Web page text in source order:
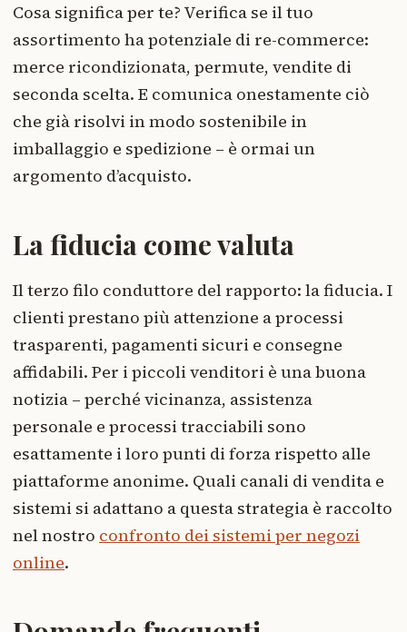
Cosa significa per te? Verifica se il tuo
assortimento ha potenziale di re-commerce:
merce ricondizionata, permute, vendite di
seconda scelta. E comunica onestamente ciò
che già risolvi in modo sostenibile in
imballaggio e spedizione – è ormai un
argomento d’acquisto.
La fiducia come valuta
Il terzo filo conduttore del rapporto: la fiducia. I
clienti prestano più attenzione a processi
trasparenti, pagamenti sicuri e consegne
affidabili. Per i piccoli venditori è una buona
notizia – perché vicinanza, assistenza
personale e processi tracciabili sono
esattamente i loro punti di forza rispetto alle
piattaforme anonime. Quali canali di vendita e
sistemi si adattano a questa strategia è raccolto
nel nostro confronto dei sistemi per negozi
online.